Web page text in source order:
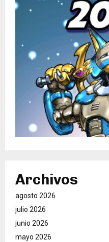
Archivos
agosto 2026
julio 2026
junio 2026
mayo 2026